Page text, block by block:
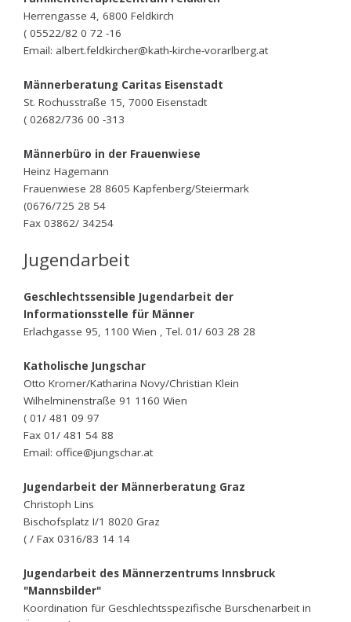
Herrengasse 4, 6800 Feldkirch
( 05522/82 0 72 -16
Email: albert.feldkircher@kath-kirche-vorarlberg.at
Männerberatung Caritas Eisenstadt
St. Rochusstraße 15, 7000 Eisenstadt
( 02682/736 00 -313
Männerbüro in der Frauenwiese
Heinz Hagemann
Frauenwiese 28 8605 Kapfenberg/Steiermark
(0676/725 28 54
Fax 03862/ 34254
Jugendarbeit
Geschlechtssensible Jugendarbeit der
Informationsstelle für Männer
Erlachgasse 95, 1100 Wien , Tel. 01/ 603 28 28
Katholische Jungschar
Otto Kromer/Katharina Novy/Christian Klein
Wilhelminenstraße 91 1160 Wien
( 01/ 481 09 97
Fax 01/ 481 54 88
Email: office@jungschar.at
Jugendarbeit der Männerberatung Graz
Christoph Lins
Bischofsplatz I/1 8020 Graz
( / Fax 0316/83 14 14
Jugendarbeit des Männerzentrums Innsbruck
"Mannsbilder"
Koordination für Geschlechtsspezifische Burschenarbeit in